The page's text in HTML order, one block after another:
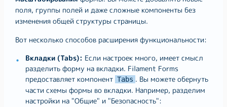
поля, группы полей и даже сложные компоненты без
изменения общей структуры страницы.
Вот несколько способов расширения функциональности:
Вкладки (Tabs): Если настроек много, имеет смысл
разделить форму на вкладки. Filament Forms
предоставляет компонент Tabs . Вы можете обернуть
части схемы формы во вкладки. Например, разделим
настройки на "Общие" и "Безопасность":